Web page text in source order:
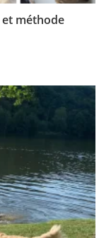
et méthode